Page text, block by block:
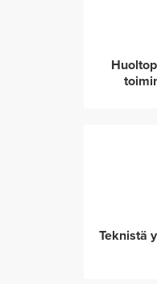
Teknistä